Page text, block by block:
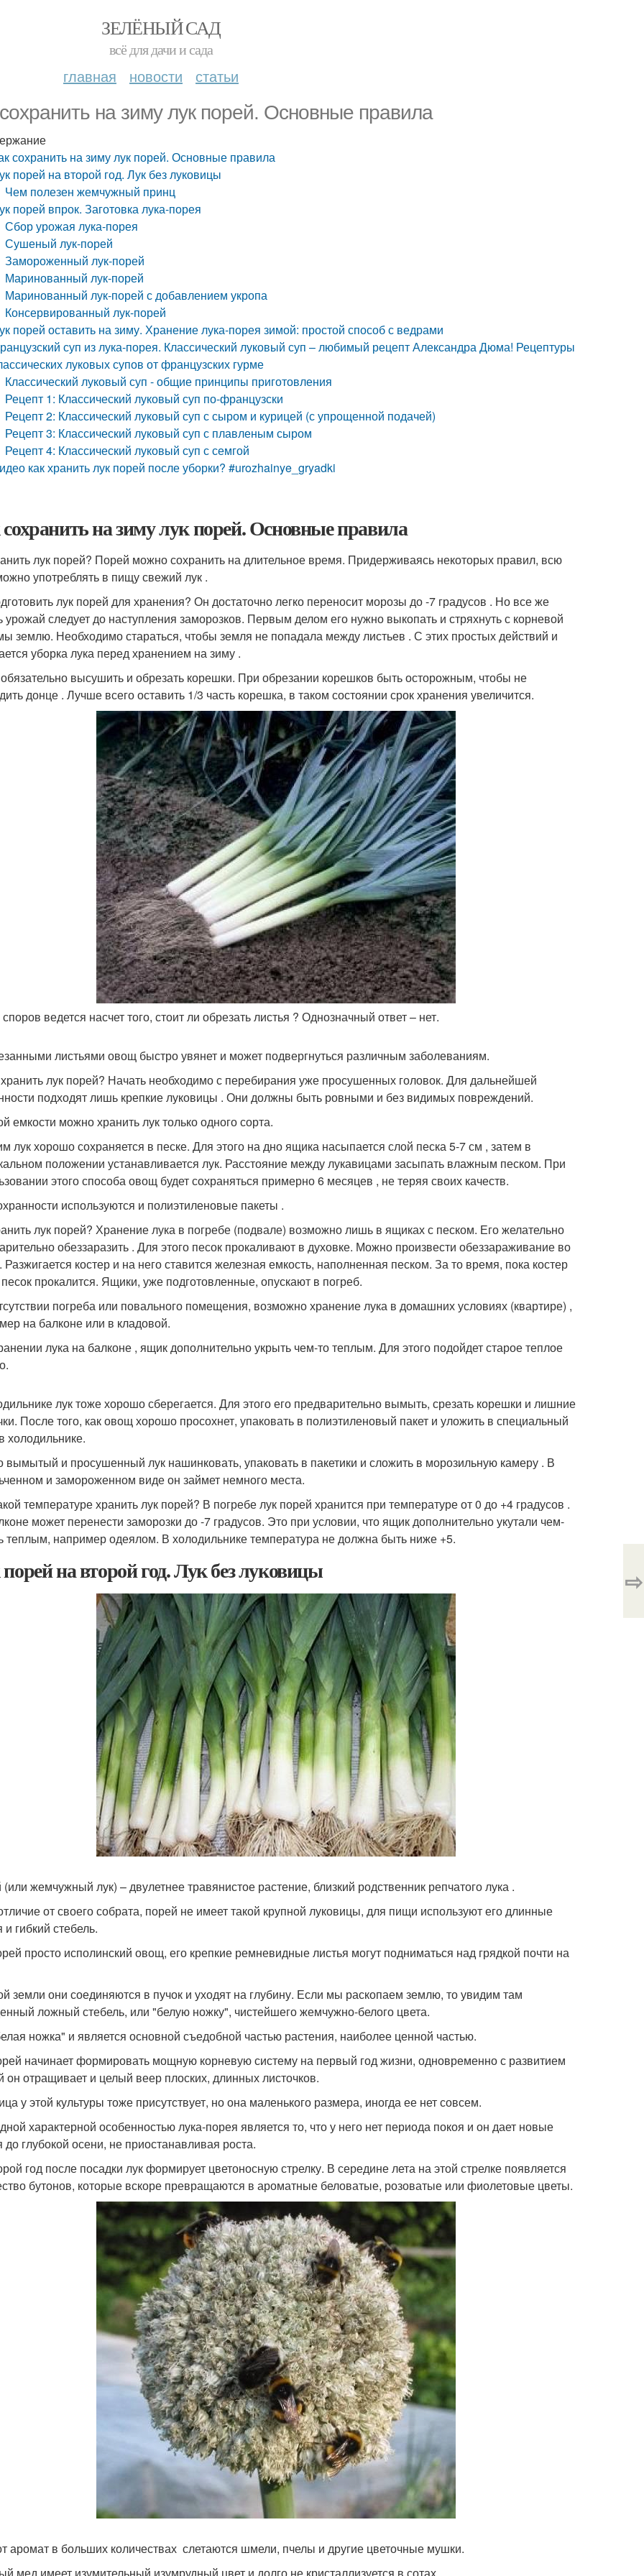
ЗЕЛЁНЫЙ САД
всё для дачи и сада
главная новости статьи
на зиму лук порей. Основные правила
сохранить на зиму лук порей. Основные правила
порей на второй год. Лук без луковицы
Чем полезен жемчужный принц
порей впрок. Заготовка лука-порея
Сбор урожая лука-порея
Сушеный лук-порей
Замороженный лук-порей
Маринованный лук-порей
Маринованный лук-порей с добавлением укропа
Консервированный лук-порей
порей оставить на зиму. Хранение лука-порея зимой: простой способ с ведрами
суп из лука-порея. Классический луковый суп – любимый рецепт Александра Дюма! Рецептуры
луковых супов от французских гурме
Классический луковый суп - общие принципы приготовления
Рецепт 1: Классический луковый суп по-французски
Рецепт 2: Классический луковый суп с сыром и курицей (с упрощенной подачей)
Рецепт 3: Классический луковый суп с плавленым сыром
Рецепт 4: Классический луковый суп с семгой
как хранить лук порей после уборки? #urozhainye_gryadki
на зиму лук порей. Основные правила
лук порей? Порей можно сохранить на длительное время. Придерживаясь некоторых правил, всю
употреблять в пищу свежий лук .
лук порей для хранения? Он достаточно легко переносит морозы до -7 градусов . Но все же
урожай следует до наступления заморозков. Первым делом его нужно выкопать и стряхнуть с корневой
землю. Необходимо стараться, чтобы земля не попадала между листьев . С этих простых действий и
уборка лука перед хранением на зиму .
высушить и обрезать корешки. При обрезании корешков быть осторожным, чтобы не
донце . Лучше всего оставить 1/3 часть корешка, в таком состоянии срок хранения увеличится.
ведется насчет того, стоит ли обрезать листья ? Однозначный ответ – нет.
листьями овощ быстро увянет и может подвергнуться различным заболеваниям.
лук порей? Начать необходимо с перебирания уже просушенных головок. Для дальнейшей
подходят лишь крепкие луковицы . Они должны быть ровными и без видимых повреждений.
емкости можно хранить лук только одного сорта.
лук хорошо сохраняется в песке. Для этого на дно ящика насыпается слой песка 5-7 см , затем в
положении устанавливается лук. Расстояние между лукавицами засыпать влажным песком. При
этого способа овощ будет сохраняться примерно 6 месяцев , не теряя своих качеств.
используются и полиэтиленовые пакеты .
лук порей? Хранение лука в погребе (подвале) возможно лишь в ящиках с песком. Его желательно
обеззаразить . Для этого песок прокаливают в духовке. Можно произвести обеззараживание во
Разжигается костер и на него ставится железная емкость, наполненная песком. За то время, пока костер
песок прокалится. Ящики, уже подготовленные, опускают в погреб.
погреба или повального помещения, возможно хранение лука в домашних условиях (квартире) ,
на балконе или в кладовой.
лука на балконе , ящик дополнительно укрыть чем-то теплым. Для этого подойдет старое теплое
лук тоже хорошо сберегается. Для этого его предварительно вымыть, срезать корешки и лишние
После того, как овощ хорошо просохнет, упаковать в полиэтиленовый пакет и уложить в специальный
холодильнике.
и просушенный лук нашинковать, упаковать в пакетики и сложить в морозильную камеру . В
и замороженном виде он займет немного места.
температуре хранить лук порей? В погребе лук порей хранится при температуре от 0 до +4 градусов .
может перенести заморозки до -7 градусов. Это при условии, что ящик дополнительно укутали чем-
теплым, например одеялом. В холодильнике температура не должна быть ниже +5.
на второй год. Лук без луковицы
жемчужный лук) – двулетнее травянистое растение, близкий родственник репчатого лука .
от своего собрата, порей не имеет такой крупной луковицы, для пищи используют его длинные
и гибкий стебель.
просто исполинский овощ, его крепкие ремневидные листья могут подниматься над грядкой почти на
земли они соединяются в пучок и уходят на глубину. Если мы раскопаем землю, то увидим там
ложный стебель, или "белую ножку", чистейшего жемчужно-белого цвета.
ножка" и является основной съедобной частью растения, наиболее ценной частью.
начинает формировать мощную корневую систему на первый год жизни, одновременно с развитием
он отращивает и целый веер плоских, длинных листочков.
у этой культуры тоже присутствует, но она маленького размера, иногда ее нет совсем.
характерной особенностью лука-порея является то, что у него нет периода покоя и он дает новые
до глубокой осени, не приостанавливая роста.
год после посадки лук формирует цветоносную стрелку. В середине лета на этой стрелке появляется
бутонов, которые вскоре превращаются в ароматные беловатые, розоватые или фиолетовые цветы.
аромат в больших количествах слетаются шмели, пчелы и другие цветочные мушки.
⇨